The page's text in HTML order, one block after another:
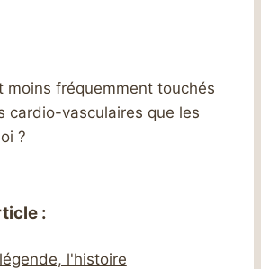
moins fréquemment touchés
cardio-vasculaires que les
?
:
l'histoire